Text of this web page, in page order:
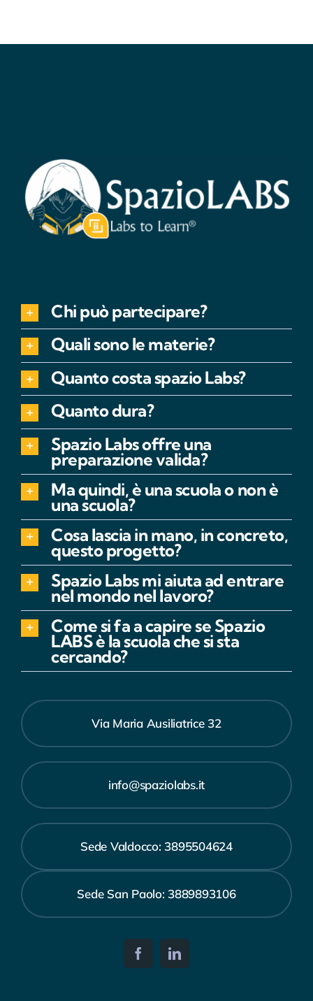
Chi può partecipare?
Quali sono le materie?
Quanto costa spazio Labs?
Quanto dura?
Spazio Labs offre una
preparazione valida?
Ma quindi, è una scuola o non è
una scuola?
Cosa lascia in mano, in concreto,
questo progetto?
Spazio Labs mi aiuta ad entrare
nel mondo nel lavoro?
Come si fa a capire se Spazio
LABS è la scuola che si sta
cercando?
Via Maria Ausiliatrice 32
info@spaziolabs.it
Sede Valdocco: 3895504624
Sede San Paolo: 3889893106